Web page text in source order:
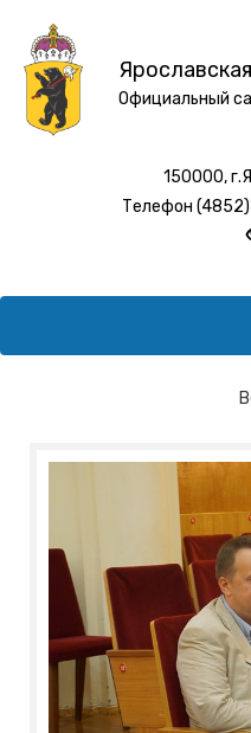
Официальный
150000,
Телефон